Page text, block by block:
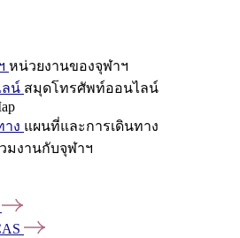
หน่วยงานของจุฬาฯ
น์ สมุดโทรศัพท์ออนไลน์
าง แผนที่และการเดินทาง
มงานกับจุฬาฯ